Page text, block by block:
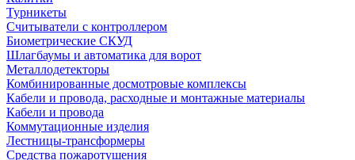
Турникеты
Считыватели с контроллером
Биометрические СКУД
Шлагбаумы и автоматика для ворот
Металлодетекторы
Комбинированные досмотровые комплексы
Кабели и провода, расходные и монтажные материалы
Кабели и провода
Коммутационные изделия
Лестницы-трансформеры
Средства пожаротушения